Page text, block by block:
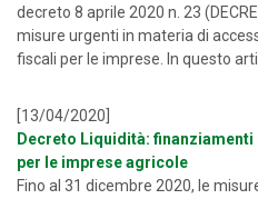
decreto 8 aprile 2020 n. 23
misure urgenti in materia di
fiscali per le imprese. In questo
[13/04/2020]
Decreto Liquidità:
per le imprese agricole
Fino al 31 dicembre 2020, le